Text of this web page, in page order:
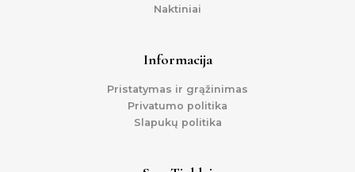
Naktiniai
Informacija
Pristatymas ir grąžinimas
Privatumo politika
Slapukų politika